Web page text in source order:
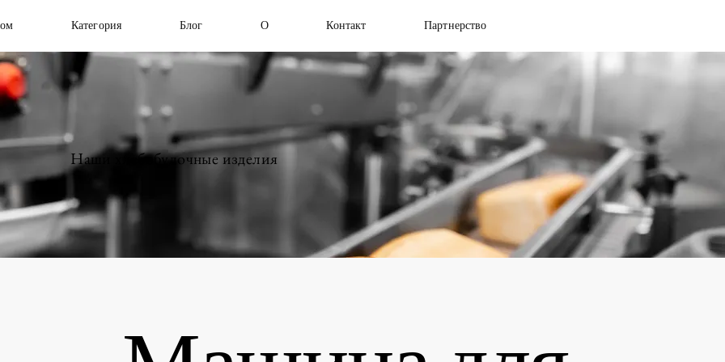
Категория Блог О Контакт Партнерство
Наши хлебобулочные изделия